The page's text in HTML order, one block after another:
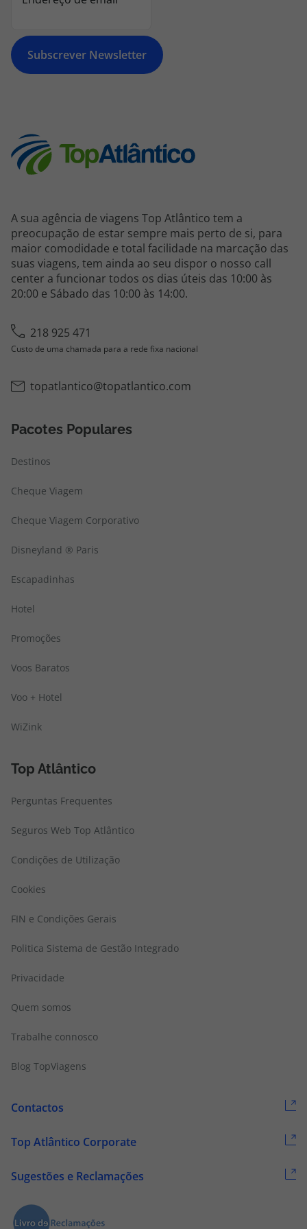
topatlantico@topatlantico.com
Subscrever Newsletter
A sua agência de viagens Top Atlântico tem a
preocupação de estar sempre mais perto de si, para
maior comodidade e total facilidade na marcação das
suas viagens, tem ainda ao seu dispor o nosso call
center a funcionar todos os dias úteis das 10:00 às
20:00 e Sábado das 10:00 às 14:00.
218 925 471
Custo de uma chamada para a rede fixa nacional
topatlantico@topatlantico.com
Pacotes Populares
Destinos
Cheque Viagem
Cheque Viagem Corporativo
Disneyland ® Paris
Escapadinhas
Hotel
Promoções
Voos Baratos
Voo + Hotel
WiZink
Top Atlântico
Perguntas Frequentes
Seguros Web Top Atlântico
Condições de Utilização
Cookies
FIN e Condições Gerais
Politica Sistema de Gestão Integrado
Privacidade
Quem somos
Trabalhe connosco
Blog TopViagens
Contactos
Top Atlântico Corporate
Sugestões e Reclamações